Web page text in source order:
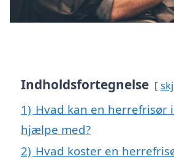
Indholdsfortegnelse
1) Hvad kan en herrefrisør
hjælpe med?
2) Hvad koster en